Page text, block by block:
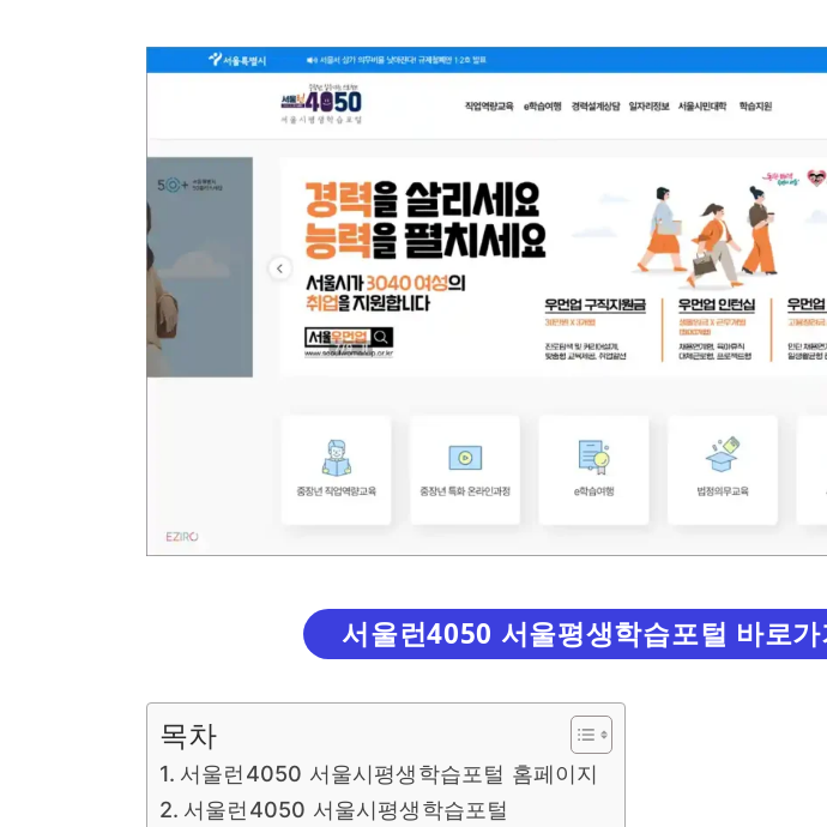
서울런4050 서울평생학습포털 바로가
목차
서울런4050 서울시평생학습포털 홈페이지
서울런4050 서울시평생학습포털